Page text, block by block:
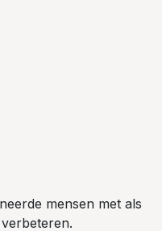
mensen met als